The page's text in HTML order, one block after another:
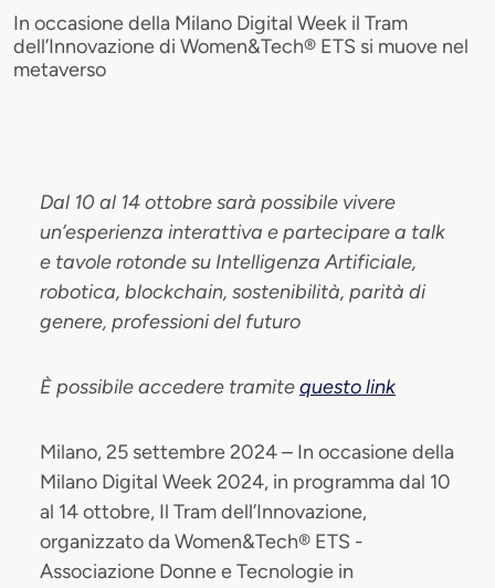
In occasione della Milano Digital Week il Tram
dell’Innovazione di Women&Tech® ETS si muove nel
metaverso
Dal 10 al 14 ottobre sarà possibile vivere
un’esperienza interattiva e partecipare a talk
e tavole rotonde su Intelligenza Artificiale,
robotica, blockchain, sostenibilità, parità di
genere, professioni del futuro
È possibile accedere tramitequesto link
Milano, 25 settembre 2024 – In occasione della
Milano Digital Week 2024, in programma dal 10
al 14 ottobre, Il Tram dell’Innovazione,
organizzato da Women&Tech® ETS -
Associazione Donne e Tecnologie in